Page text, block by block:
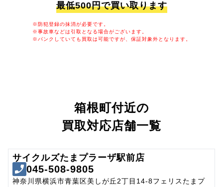
最低500円で買い取ります
※防犯登録の抹消が必要です。
※事故車などは引取となる場合がございます。
※パンクしていても買取は可能ですが、保証対象外となります。
箱根町付近の
買取対応店舗一覧
サイクルズたまプラーザ駅前店
045-508-9805
神奈川県横浜市青葉区美しが丘2丁目14-8フェリスたまプ